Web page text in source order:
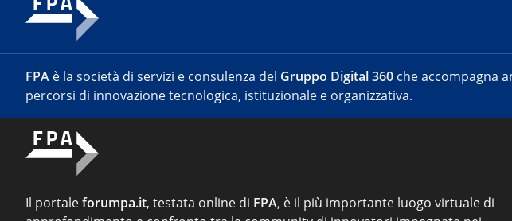
FPA è la società di servizi e consulenza del Gruppo Digital 360 che accompagna
percorsi di innovazione tecnologica, istituzionale e organizzativa.
Il portaleforumpa.it, testata online di FPA, è il più importante luogo virtuale di